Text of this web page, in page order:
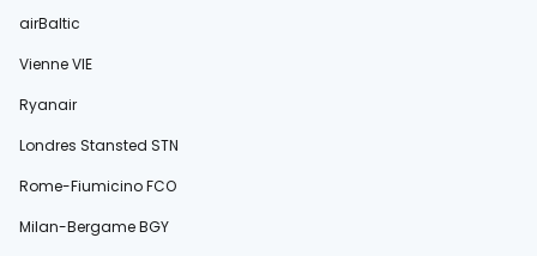
airBaltic
Vienne VIE
Ryanair
Londres Stansted STN
Rome-Fiumicino FCO
Milan-Bergame BGY